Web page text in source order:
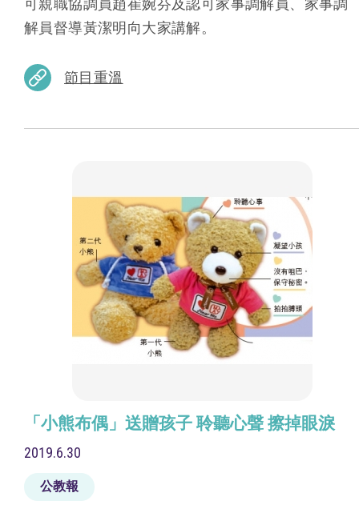
解員督導黃潔明向大家講解。
節目重溫
「小熊布偶」送贈孩子 聆聽心聲 擦掉眼淚
2019.6.30
公教報